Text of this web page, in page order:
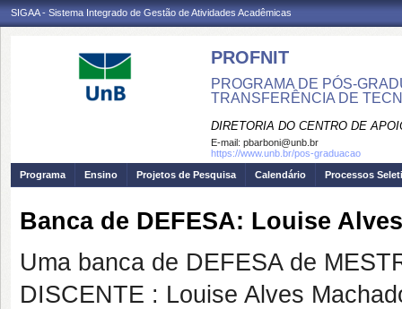
SIGAA - Sistema Integrado de Gestão de Atividades Acadêmicas
PROFNIT
PROGRAMA DE PÓS-
TRANSFERÊNCIA DE
DIRETORIA DO CENTRO DE
E-mail: pbarboni@unb.br
https://www.unb.br/pos-graduacao
Programa
Ensino Projetos de Pesquisa Calendário Processos
Banca de DEFESA: Louise
Uma banca de DEFESA de
DISCENTE : Louise Alves